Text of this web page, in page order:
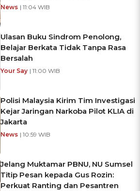
News | 11:04 WIB
Ulasan Buku Sindrom Penolong,
Belajar Berkata Tidak Tanpa Rasa
Bersalah
Your Say | 11:00 WIB
Polisi Malaysia Kirim Tim Investigasi
Kejar Jaringan Narkoba Pilot KLIA di
Jakarta
News | 10:59 WIB
Jelang Muktamar PBNU, NU Sumsel
Titip Pesan kepada Gus Rozin:
Perkuat Ranting dan Pesantren